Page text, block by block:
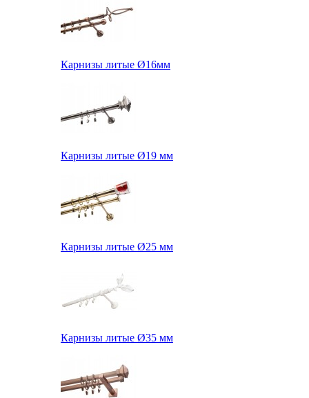
Карнизы литые Ø16мм
Карнизы литые Ø19 мм
Карнизы литые Ø25 мм
Карнизы литые Ø35 мм